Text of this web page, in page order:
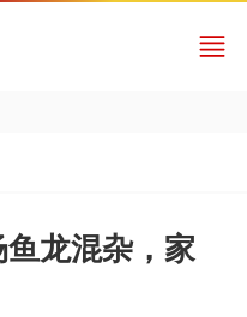
龙混杂，家